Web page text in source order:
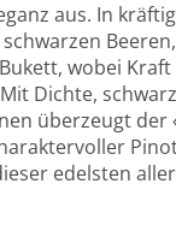
aus. In
wobei
Dichte,
überzeugt der
edelsten